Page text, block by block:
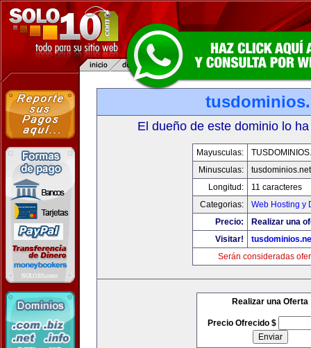
El dueño de este dominio lo
Mayusculas:
Minusculas:
tusdominios.net
Longitud:
11 caracteres
Categorias:
Web Hosting y
Precio:
Realizar una
Visitar!
Serán consideradas
Realizar una Oferta
Precio Ofrecido $